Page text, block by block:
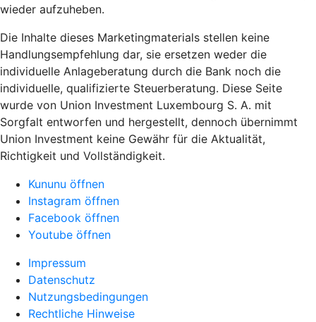
wieder aufzuheben.
Die Inhalte dieses Marketingmaterials stellen keine
Handlungsempfehlung dar, sie ersetzen weder die
individuelle Anlageberatung durch die Bank noch die
individuelle, qualifizierte Steuerberatung. Diese Seite
wurde von Union Investment Luxembourg S. A. mit
Sorgfalt entworfen und hergestellt, dennoch übernimmt
Union Investment keine Gewähr für die Aktualität,
Richtigkeit und Vollständigkeit.
Kununu öffnen
Instagram öffnen
Facebook öffnen
Youtube öffnen
Impressum
Datenschutz
Nutzungsbedingungen
Rechtliche Hinweise